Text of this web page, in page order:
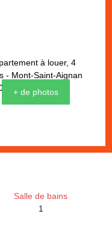
+ de photos
Salle de bains
1